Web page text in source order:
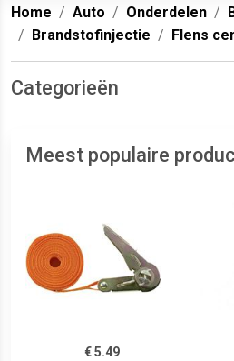
Home Auto Onderdelen
Brandstofinjectie
Flens
Categorieën
Meest populaire
€ 5.49